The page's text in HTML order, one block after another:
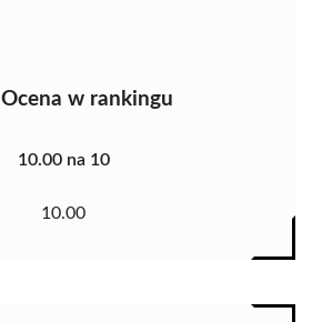
Ocena w rankingu
10.00 na 10
10.00